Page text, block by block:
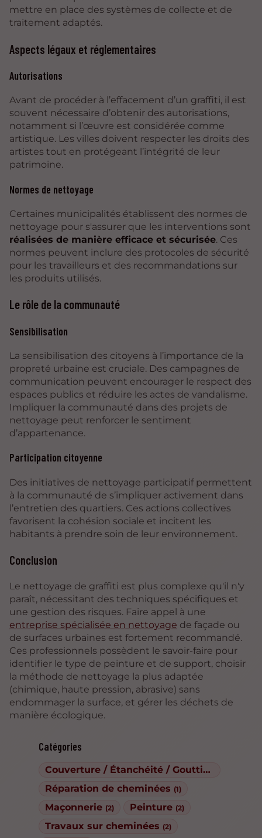
Catégories
Couverture / Étanchéité / Gouttières
Réparation de cheminées (1)
Maçonnerie (2) Peinture (2)
Travaux sur cheminées (2)
mettre en place des systèmes de collecte et de
traitement adaptés.
Aspects légaux et réglementaires
Autorisations
Avant de procéder à l’effacement d’un graffiti, il est
souvent nécessaire d’obtenir des autorisations,
notamment si l’œuvre est considérée comme
artistique. Les villes doivent respecter les droits des
artistes tout en protégeant l’intégrité de leur
patrimoine.
Normes de nettoyage
Certaines municipalités établissent des normes de
nettoyage pour s'assurer que les interventions sont
réalisées de manière efficace et sécurisée. Ces
normes peuvent inclure des protocoles de sécurité
pour les travailleurs et des recommandations sur
les produits utilisés.
Le rôle de la communauté
Sensibilisation
La sensibilisation des citoyens à l’importance de la
propreté urbaine est cruciale. Des campagnes de
communication peuvent encourager le respect des
espaces publics et réduire les actes de vandalisme.
Impliquer la communauté dans des projets de
nettoyage peut renforcer le sentiment
d’appartenance.
Participation citoyenne
Des initiatives de nettoyage participatif permettent
à la communauté de s’impliquer activement dans
l’entretien des quartiers. Ces actions collectives
favorisent la cohésion sociale et incitent les
habitants à prendre soin de leur environnement.
Conclusion
Le nettoyage de graffiti est plus complexe qu'il n'y
paraît, nécessitant des techniques spécifiques et
une gestion des risques. Faire appel à une
entreprise spécialisée en nettoyage de façade ou
de surfaces urbaines est fortement recommandé.
Ces professionnels possèdent le savoir-faire pour
identifier le type de peinture et de support, choisir
la méthode de nettoyage la plus adaptée
(chimique, haute pression, abrasive) sans
endommager la surface, et gérer les déchets de
manière écologique.